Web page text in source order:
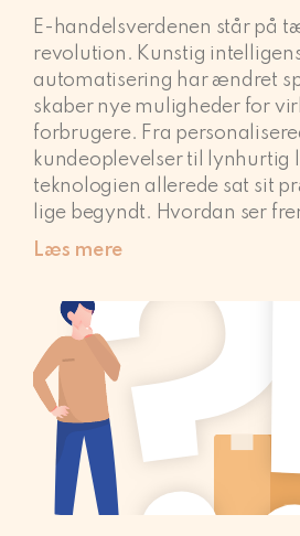
E-handelsverdenen står på
revolution. Kunstig
automatisering har ændret
skaber nye muligheder for
forbrugere. Fra
kundeoplevelser til lynhurtig
teknologien allerede sat sit
lige begyndt. Hvordan ser
Læs mere